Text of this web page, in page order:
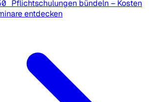
Pflichtschulungen bündeln – Kosten
entdecken